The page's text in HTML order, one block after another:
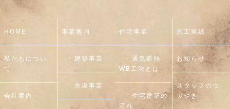
HOME
私たちについ
て
会社案内
事業案内
- 建築事業
- 水道事業
住宅事業
- 通気断熱
WB工法とは
- 住宅建築の
流れ
施工実績
お知らせ
スタッフのつ
ぶやき